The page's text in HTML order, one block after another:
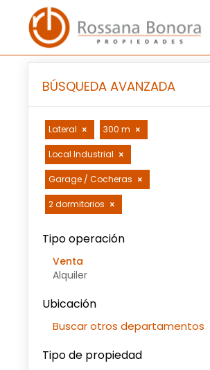
BÚSQUEDA AVANZADA
Lateral 300 m
Local Industrial
Garage / Cocheras
2 dormitorios
Tipo operación
Venta
Alquiler
Ubicación
Buscar otros departamentos
Tipo de propiedad